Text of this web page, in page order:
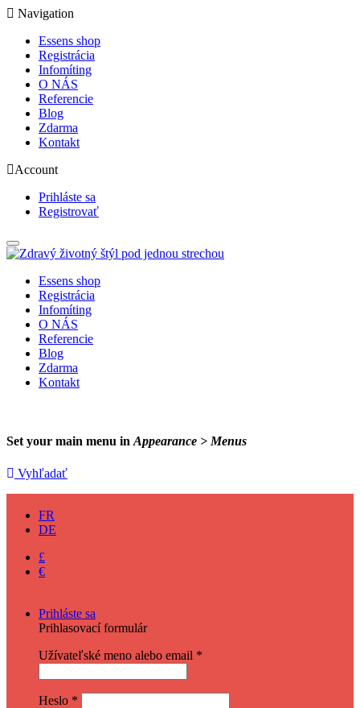
Navigation
Essens shop
Registrácia
Infomíting
O NÁS
Referencie
Blog
Zdarma
Kontakt
Account
Prihláste sa
Registrovať
Essens shop
Registrácia
Infomíting
O NÁS
Referencie
Blog
Zdarma
Kontakt
Set your main menu in Appearance > Menus
Vyhľadať
FR
DE
£
€
Prihláste sa
Prihlasovací formulár
Užívateľské meno alebo email *
Heslo *